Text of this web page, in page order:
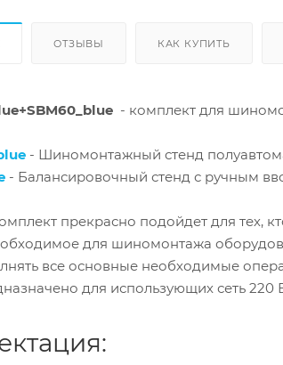
ОТЗЫВЫ КАК КУПИТЬ
- комплект для
- Шиномонтажный стенд
- Балансировочный стенд с ручным
прекрасно подойдет для тех,
для шиномонтажа
все основные необходимые
для использующих сеть 220